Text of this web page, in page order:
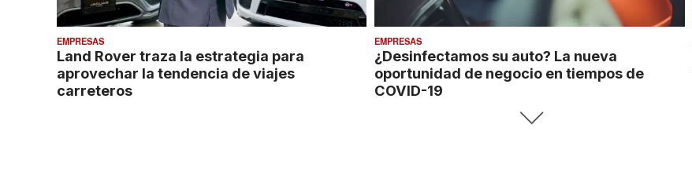
EMPRESAS
Land Rover traza la estrategia para
aprovechar la tendencia de viajes
carreteros
EMPRESAS
¿Desinfectamos su auto? La nueva
oportunidad de negocio en tiempos de
COVID-19